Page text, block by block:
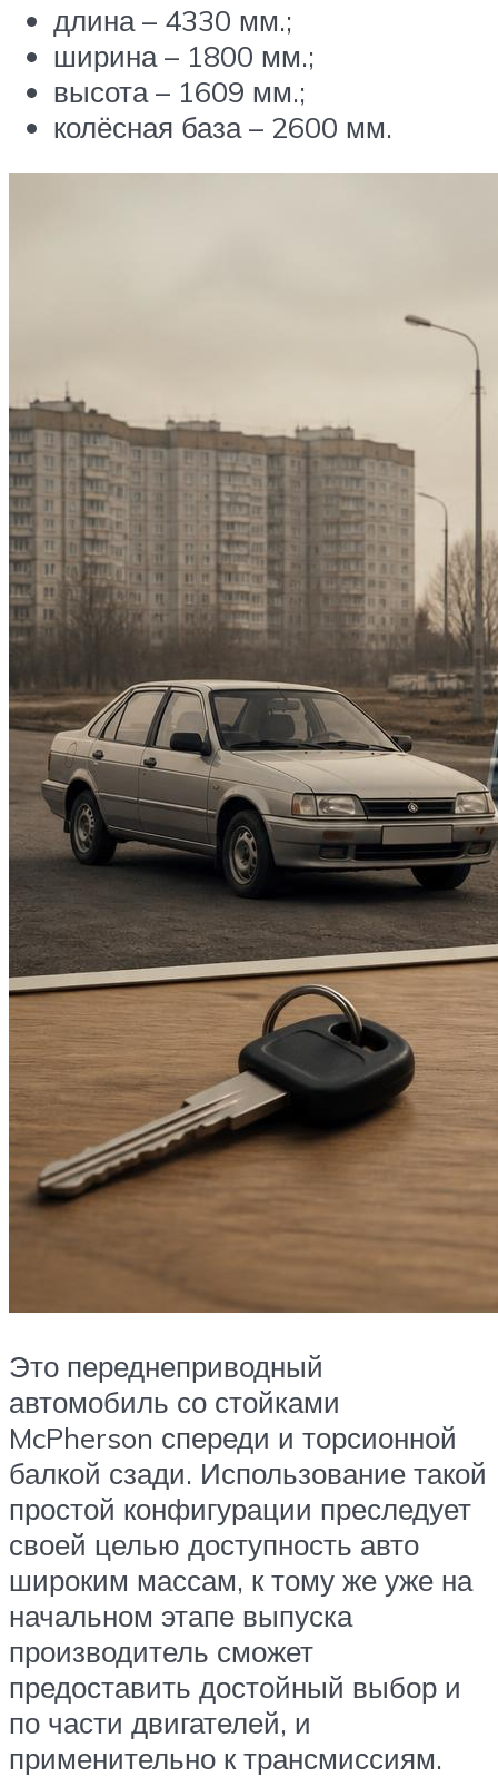
длина – 4330 мм.;
ширина – 1800 мм.;
высота – 1609 мм.;
колёсная база – 2600 мм.
Это переднеприводный
автомобиль со стойками
McPherson спереди и торсионной
балкой сзади. Использование такой
простой конфигурации преследует
своей целью доступность авто
широким массам, к тому же уже на
начальном этапе выпуска
производитель сможет
предоставить достойный выбор и
по части двигателей, и
применительно к трансмиссиям.